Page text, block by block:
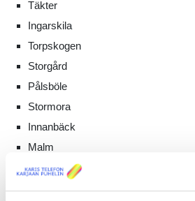
Täkter
Ingarskila
Torpskogen
Storgård
Pålsböle
Stormora
Innanbäck
Malm
Degerölandet